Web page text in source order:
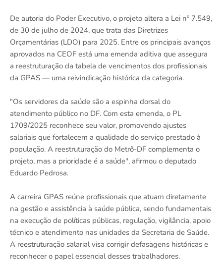
De autoria do Poder Executivo, o projeto altera a Lei nº 7.549,
de 30 de julho de 2024, que trata das Diretrizes
Orçamentárias (LDO) para 2025. Entre os principais avanços
aprovados na CEOF está uma emenda aditiva que assegura
a reestruturação da tabela de vencimentos dos profissionais
da GPAS — uma reivindicação histórica da categoria.
"Os servidores da saúde são a espinha dorsal do
atendimento público no DF. Com esta emenda, o PL
1709/2025 reconhece seu valor, promovendo ajustes
salariais que fortalecem a qualidade do serviço prestado à
população. A reestruturação do Metrô-DF complementa o
projeto, mas a prioridade é a saúde", afirmou o deputado
Eduardo Pedrosa.
A carreira GPAS reúne profissionais que atuam diretamente
na gestão e assistência à saúde pública, sendo fundamentais
na execução de políticas públicas, regulação, vigilância, apoio
técnico e atendimento nas unidades da Secretaria de Saúde.
A reestruturação salarial visa corrigir defasagens históricas e
reconhecer o papel essencial desses trabalhadores.